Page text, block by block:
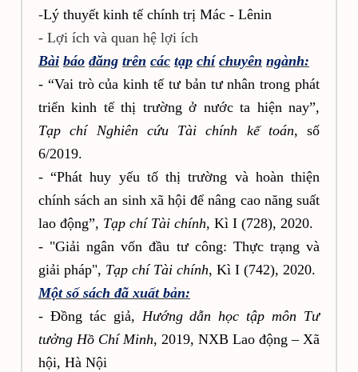
-Lý thuyết kinh tế chính trị Mác - Lênin
- Lợi ích và quan hệ lợi ích
Bài báo đăng trên các tạp chí chuyên ngành:
- “Vai trò của kinh tế tư bản tư nhân trong phát
triển kinh tế thị trường ở nước ta hiện nay”,
Tạp chí Nghiên cứu Tài chính kế toán, số
6/2019.
- “Phát huy yếu tố thị trường và hoàn thiện
chính sách an sinh xã hội để nâng cao năng suất
lao động”, Tạp chí Tài chính, Kì I (728), 2020.
- "Giải ngân vốn đầu tư công: Thực trạng và
giải pháp", Tạp chí Tài chính, Kì I (742), 2020.
Một số sách đã xuất bản:
- Đồng tác giả, Hướng dẫn học tập môn Tư
tưởng Hồ Chí Minh, 2019, NXB Lao động – Xã
hội, Hà Nội